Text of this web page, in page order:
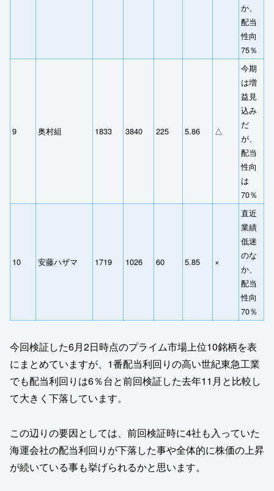
か、
配当
性向
75％
9 奥村組 1833 3840 225 5.86 △
今期
は増
益見
込み
だ
が、
配当
性向
は
70％
10 安藤ハザマ 1719 1026 60 5.85 ×
直近
業績
低迷
のな
か、
配当
性向
70％
今回検証した6月2日時点のプライム市場上位10銘柄を表
にまとめていますが、1番配当利回りの高い世紀東急工業
でも配当利回りは6％台と前回検証した去年11月と比較し
て大きく下落しています。
この辺りの要因としては、前回検証時に4社も入っていた
海運会社の配当利回りが下落した事や全体的に株価の上昇
が続いている事も挙げられるかと思います。